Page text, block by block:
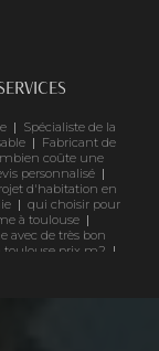
| Spécialiste de la
| Fabricant de
coûte une
personnalisé |
d'habitation en
| qui choisir pour
à toulouse|
avec de très bon
toulouse prix m2 |